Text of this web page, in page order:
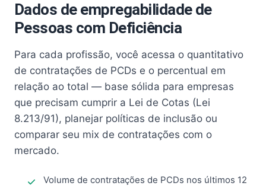
Dados de empregabilidade de
Pessoas com Deficiência
Para cada profissão, você acessa o quantitativo
de contratações de PCDs e o percentual em
relação ao total — base sólida para empresas
que precisam cumprir a Lei de Cotas (Lei
8.213/91), planejar políticas de inclusão ou
comparar seu mix de contratações com o
mercado.
Volume de contratações de PCDs nos últimos 12